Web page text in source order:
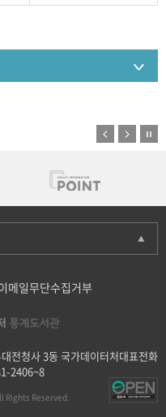
메일무단수집거부
전청사 3동 국가데이터처대표전화
2406~8
Rights Reserved.